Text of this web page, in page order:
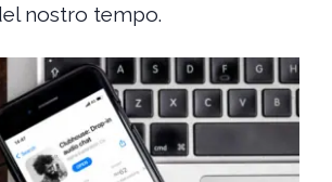
nostro tempo.